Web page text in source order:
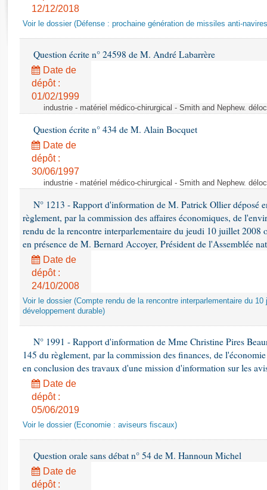
Rapports d'enquête
Dossiers législatifs
Budget et sécurité sociale
Questions écrites et orales
Comptes rendus des débats
12/12/2018
Voir le dossier (Défense : prochaine génération de missiles anti-
Question écrite n° 24598 de M. André Labarrère
Date de
dépôt :
01/02/1999
industrie - matériel médico-chirurgical - Smith and Nephew.
Question écrite n° 434 de M. Alain Bocquet
Date de
dépôt :
30/06/1997
industrie - matériel médico-chirurgical - Smith and Nephew.
N° 1213 - Rapport d'information de M. Patrick Ollier déposé
règlement, par la commission des affaires économiques, de
rendu de la rencontre interparlementaire du jeudi 10 juillet 2008
en présence de M. Bernard Accoyer, Président de l'Assemblée
Date de
dépôt :
24/10/2008
Voir le dossier (Compte rendu de la rencontre interparlementaire du
développement durable)
N° 1991 - Rapport d'information de Mme Christine Pires
145 du règlement, par la commission des finances, de
en conclusion des travaux d'une mission d'information sur les
Date de
dépôt :
05/06/2019
Voir le dossier (Economie : aviseurs fiscaux)
Question orale sans débat n° 54 de M. Hannoun Michel
Date de
dépôt :